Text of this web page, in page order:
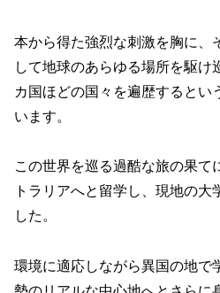
本から得た強烈な刺激を胸に、
して地球のあらゆる場所を駆け
カ国ほどの国々を遍歴するとい
います。
この世界を巡る過酷な旅の果て
トラリアへと留学し、現地の大
した。
環境に適応しながら異国の地で